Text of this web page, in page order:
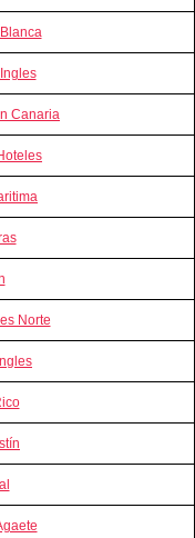
Canaria
Norte